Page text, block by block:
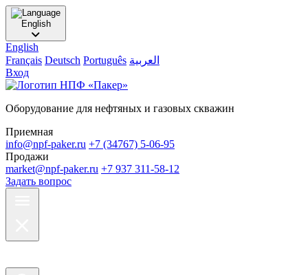
English
English
Français Deutsch Português العربية
Вход
Оборудование для нефтяных и газовых скважин
Приемная
info@npf-paker.ru +7 (34767) 5-06-95
Продажи
market@npf-paker.ru +7 937 311-58-12
Задать вопрос